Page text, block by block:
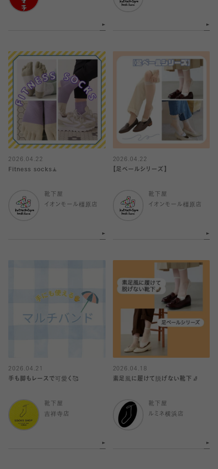
2026.04.22
Fitness socks🧘
靴下屋
イオンモール橿原店
2026.04.22
【足ベールシリーズ】
靴下屋
イオンモール橿原店
2026.04.21
手も脚もレースで可愛く🥰
靴下屋
吉祥寺店
2026.04.18
素足風に履けて脱げない靴下🧦
靴下屋
ルミネ横浜店